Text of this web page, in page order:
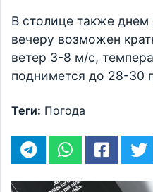
В столице также днем
вечеру возможен
ветер 3-8 м/с,
поднимется до 28-30
Теги: Погода